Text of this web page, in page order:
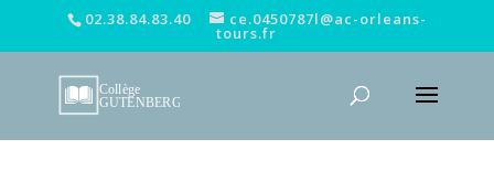
02.38.84.83.40 ce.0450787l@ac-orleans-
tours.fr